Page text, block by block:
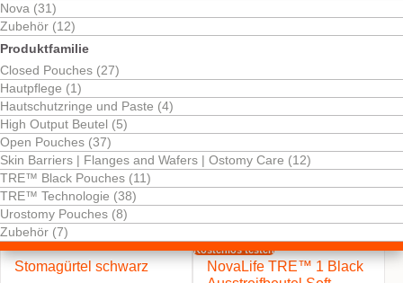
Nova (31)
Zubehör (12)
Produktfamilie
Closed Pouches (27)
Hautpflege (1)
Hautschutzringe und Paste (4)
High Output Beutel (5)
Open Pouches (37)
Skin Barriers | Flanges and Wafers | Ostomy Care (12)
TRE™ Black Pouches (11)
TRE™ Technologie (38)
Urostomy Pouches (8)
Zubehör (7)
Stomagürtel schwarz
Kostenlos testen
NovaLife TRE™ 1 Black